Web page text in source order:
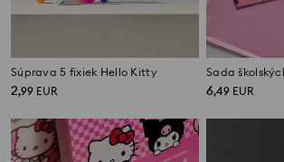
Súprava 5 fixiek Hello Kitty
2,99 EUR 6,49 EUR